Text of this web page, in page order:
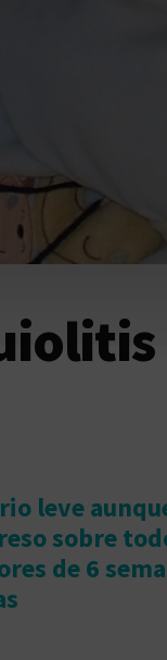
leve
sobre
de 6